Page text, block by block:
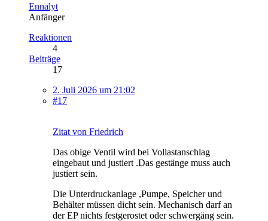
Ennalyt
Anfänger
Reaktionen
4
Beiträge
17
2. Juli 2026 um 21:02
#17
Zitat von Friedrich
Das obige Ventil wird bei Vollastanschlag
eingebaut und justiert .Das gestänge muss auch
justiert sein.
Die Unterdruckanlage ,Pumpe, Speicher und
Behälter müssen dicht sein. Mechanisch darf an
der EP nichts festgerostet oder schwergäng sein.